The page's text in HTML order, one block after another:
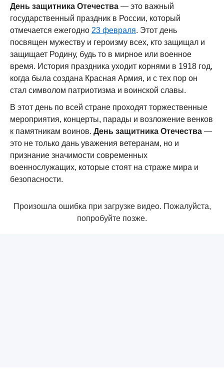
День защитника Отечества — это важный
государственный праздник в России, который
отмечается ежегодно 23 февраля. Этот день
посвящен мужеству и героизму всех, кто защищал и
защищает Родину, будь то в мирное или военное
время. История праздника уходит корнями в 1918 год,
когда была создана Красная Армия, и с тех пор он
стал символом патриотизма и воинской славы.
В этот день по всей стране проходят торжественные
мероприятия, концерты, парады и возложение венков
к памятникам воинов. День защитника Отечества —
это не только дань уважения ветеранам, но и
признание значимости современных
военнослужащих, которые стоят на страже мира и
безопасности.
Произошла ошибка при загрузке видео. Пожалуйста,
попробуйте позже.